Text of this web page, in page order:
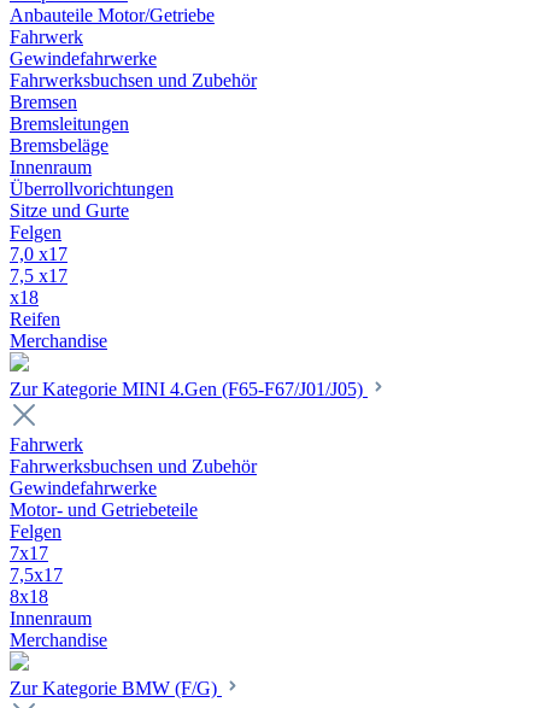
Anbauteile Motor/Getriebe
Fahrwerk
Gewindefahrwerke
Fahrwerksbuchsen und Zubehör
Bremsen
Bremsleitungen
Bremsbeläge
Innenraum
Überrollvorichtungen
Sitze und Gurte
Felgen
7,0 x17
7,5 x17
x18
Reifen
Merchandise
Zur Kategorie MINI 4.Gen (F65-F67/J01/J05)
Fahrwerk
Fahrwerksbuchsen und Zubehör
Gewindefahrwerke
Motor- und Getriebeteile
Felgen
7x17
7,5x17
8x18
Innenraum
Merchandise
Zur Kategorie BMW (F/G)